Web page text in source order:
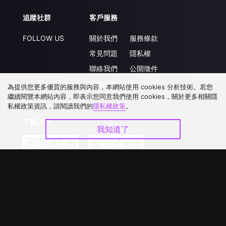
追蹤社群
FOLLOW US
客戶服務
關於我們
常見問題
聯絡我們
升級VIP
服務條款
隱私權
公開徵件
合作洽談
下載 APP
為提供您更多優質的服務與內容，本網站使用 cookies 分析技術。若您
繼續閱覽本網站內容，即表示您同意我們使用 cookies，關於更多相關隱
私權政策資訊，請閱讀我們的隱私權政策。
我知道了